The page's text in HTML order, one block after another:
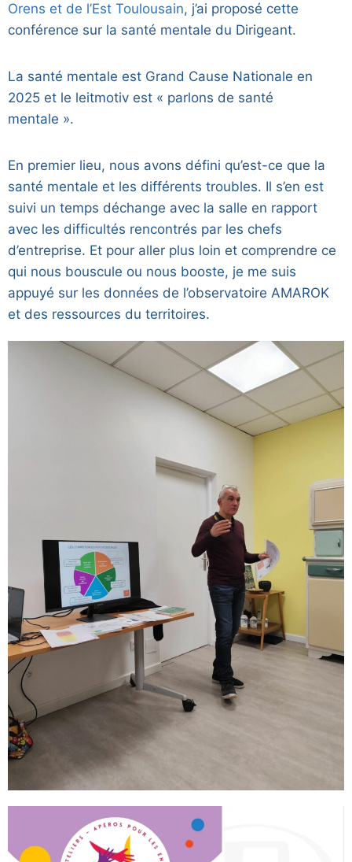
Orens et de l’Est Toulousain, j’ai proposé cette
conférence sur la santé mentale du Dirigeant.
La santé mentale est Grand Cause Nationale en
2025 et le leitmotiv est « parlons de santé
mentale ».
En premier lieu, nous avons défini qu’est-ce que la
santé mentale et les différents troubles. Il s’en est
suivi un temps déchange avec la salle en rapport
avec les difficultés rencontrés par les chefs
d’entreprise. Et pour aller plus loin et comprendre ce
qui nous bouscule ou nous booste, je me suis
appuyé sur les données de l’observatoire AMAROK
et des ressources du territoires.